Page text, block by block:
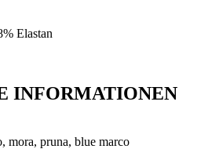
Elastan
INFORMATIONEN
mora, pruna, blue marco